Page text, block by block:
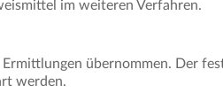
im weiteren Verfahren.
übernommen. Der
werden.